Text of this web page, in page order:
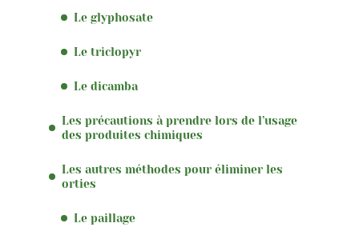
Le glyphosate
Le triclopyr
Le dicamba
Les précautions à prendre lors de l’usage
des produites chimiques
Les autres méthodes pour éliminer les
orties
Le paillage